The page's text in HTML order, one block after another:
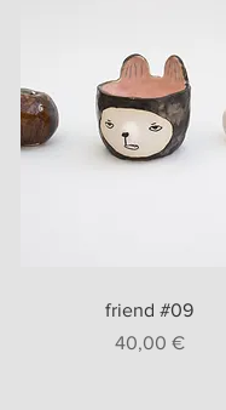
Aperçu rapide
friend #09
Prix
40,00 €